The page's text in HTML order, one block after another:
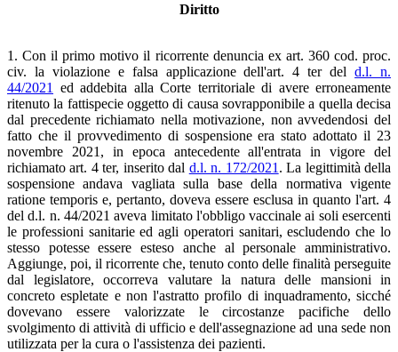
Diritto
1. Con il primo motivo il ricorrente denuncia ex art. 360 cod. proc.
civ. la violazione e falsa applicazione dell'art. 4 ter deld.l. n.
44/2021
ed addebita alla Corte territoriale di avere erroneamente
ritenuto la fattispecie oggetto di causa sovrapponibile a quella decisa
dal precedente richiamato nella motivazione, non avvedendosi del
fatto che il provvedimento di sospensione era stato adottato il 23
novembre 2021, in epoca antecedente all'entrata in vigore del
richiamato art. 4 ter, inserito dal d.l. n. 172/2021 . La legittimità della
sospensione andava vagliata sulla base della normativa vigente
ratione temporis e, pertanto, doveva essere esclusa in quanto l'art. 4
del d.l. n. 44/2021 aveva limitato l'obbligo vaccinale ai soli esercenti
le professioni sanitarie ed agli operatori sanitari, escludendo che lo
stesso potesse essere esteso anche al personale amministrativo.
Aggiunge, poi, il ricorrente che, tenuto conto delle finalità perseguite
dal legislatore, occorreva valutare la natura delle mansioni in
concreto espletate e non l'astratto profilo di inquadramento, sicché
dovevano essere valorizzate le circostanze pacifiche dello
svolgimento di attività di ufficio e dell'assegnazione ad una sede non
utilizzata per la cura o l'assistenza dei pazienti.